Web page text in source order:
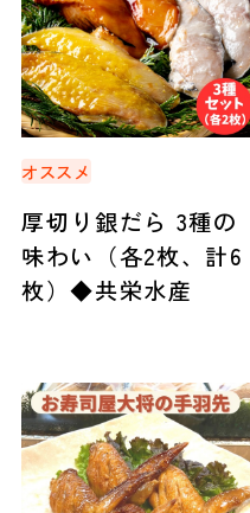
オススメ
厚切り銀だら 3種の
味わい（各2枚、計6
枚）◆共栄水産